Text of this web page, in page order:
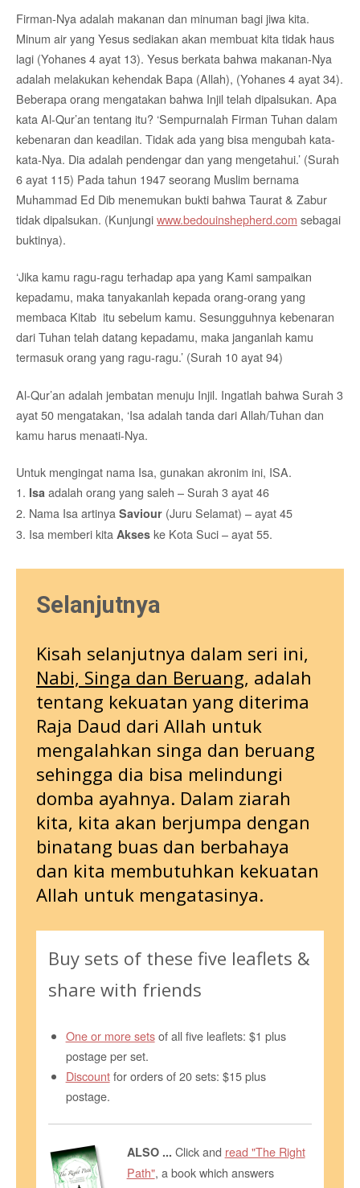
Firman-Nya adalah makanan dan minuman bagi jiwa kita.
Minum air yang Yesus sediakan akan membuat kita tidak haus
lagi (Yohanes 4 ayat 13). Yesus berkata bahwa makanan-Nya
adalah melakukan kehendak Bapa (Allah), (Yohanes 4 ayat 34).
Beberapa orang mengatakan bahwa Injil telah dipalsukan. Apa
kata Al-Qur’an tentang itu? ‘Sempurnalah Firman Tuhan dalam
kebenaran dan keadilan. Tidak ada yang bisa mengubah kata-
kata-Nya. Dia adalah pendengar dan yang mengetahui.’ (Surah
6 ayat 115) Pada tahun 1947 seorang Muslim bernama
Muhammad Ed Dib menemukan bukti bahwa Taurat & Zabur
tidak dipalsukan. (Kunjungiwww.bedouinshepherd.com sebagai
buktinya).
‘Jika kamu ragu-ragu terhadap apa yang Kami sampaikan
kepadamu, maka tanyakanlah kepada orang-orang yang
membaca Kitab itu sebelum kamu. Sesungguhnya kebenaran
dari Tuhan telah datang kepadamu, maka janganlah kamu
termasuk orang yang ragu-ragu.’ (Surah 10 ayat 94)
Al-Qur’an adalah jembatan menuju Injil. Ingatlah bahwa Surah 3
ayat 50 mengatakan, ‘Isa adalah tanda dari Allah/Tuhan dan
kamu harus menaati-Nya.
Untuk mengingat nama Isa, gunakan akronim ini, ISA.
1. Isa adalah orang yang saleh – Surah 3 ayat 46
2. Nama Isa artinya Saviour (Juru Selamat) – ayat 45
3. Isa memberi kita Akses ke Kota Suci – ayat 55.
Selanjutnya
Kisah selanjutnya dalam seri ini,
Nabi, Singa dan Beruang, adalah
tentang kekuatan yang diterima
Raja Daud dari Allah untuk
mengalahkan singa dan beruang
sehingga dia bisa melindungi
domba ayahnya. Dalam ziarah
kita, kita akan berjumpa dengan
binatang buas dan berbahaya
dan kita membutuhkan kekuatan
Allah untuk mengatasinya.
Buy sets of these five leaflets &
share with friends
One or more setsof all five leaflets: $1 plus
postage per set.
Discountfor orders of 20 sets: $15 plus
postage.
ALSO ... Click and read "The Right
Path", a book which answers